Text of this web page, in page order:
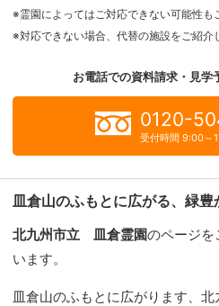
※霊園によってはご対応できない可能性も
※対応できない場合、代替の施設をご紹介
お電話での資料請求・見学
0120-
受付時間 9:00～
皿倉山のふもとに広がる、緑豊
北九州市立 皿倉霊園のページを
います。
皿倉山のふもとに広がります、